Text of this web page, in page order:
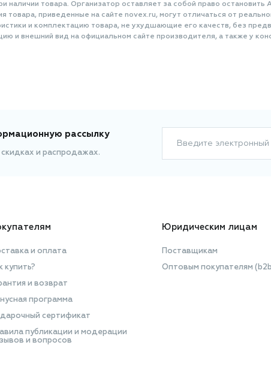
наличии товара. Организатор оставляет за собой право
приведенные на сайте novex.ru, могут отличаться от
и комплектацию товара, не ухудшающие его качеств, без
и внешний вид на официальном сайте производителя, а также у
рассылку
и распродажах.
Введите
и оплата
купить?
и возврат
программа
сертификат
публикации и модерации
и вопросов
Юридическим лицам
Поставщикам
Оптовым покупателям